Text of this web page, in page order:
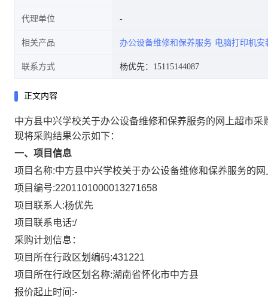
代理单位
相关产品 办公设备维修和保养服务 电脑打印机安
联系方式 杨优先：15115144087
正文内容
中方县中兴学校关于办公设备维修和保养服务的网上超市采
现将采购结果公示如下：
一、项目信息
项目名称:中方县中兴学校关于办公设备维修和保养服务的
项目编号:2201101000013271658
项目联系人:杨优先
项目联系电话:/
采购计划信息：
项目所在行政区划编码:431221
项目所在行政区划名称:湖南省怀化市中方县
报价起止时间:-